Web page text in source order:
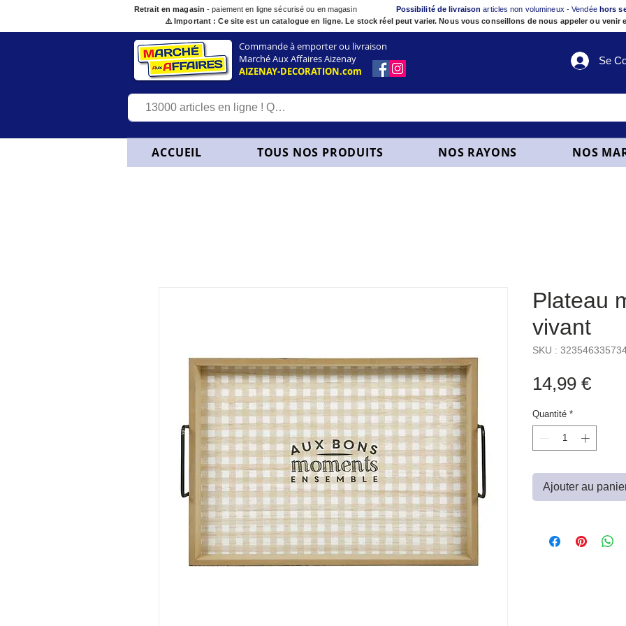
Retrait en magasin - paiement en ligne sécurisé ou en magasin Possibilité de livraisonarticles non volumineux - Vendée hors
⚠️ Important : Ce site est un catalogue en ligne. Le stock réel peut varier. Nous vous conseillons de nous appeler ou
Commande à emporter ou livraison
Marché Aux Affaires Aizenay
AIZENAY-DECORATION.com
Se
ACCUEIL TOUS NOS PRODUITS NOS RAYONS NOS
Plateau
vivant
SKU :
14,99 €Prix
Quantité *
Ajouter au